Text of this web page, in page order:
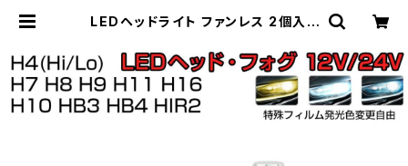
LEDヘッドライト ファンレス 2個入り
ヘッドライト アルミボディーDIY色温
度交換シート付「X3HL-H0.A」 | Pr
o Station（Ｋ＆Ｍサービス株式会社）